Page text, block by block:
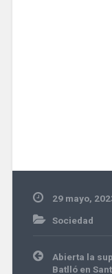
29 mayo,
Sociedad
Navegación
Abierta la
Batlló en